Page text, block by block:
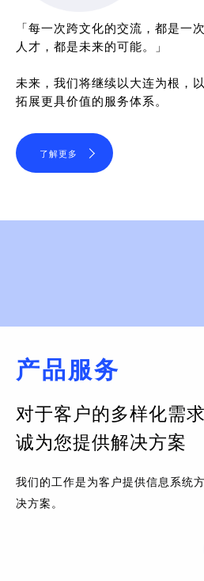
「每一次跨文化的交流，都是一
人才，都是未来的可能。」
未来，我们将继续以大连为根，
拓展更具价值的服务体系。
了解更多
产品服务
对于客户的多样化需求
诚为您提供解决方案
我们的工作是为客户提供信息系统
决方案。